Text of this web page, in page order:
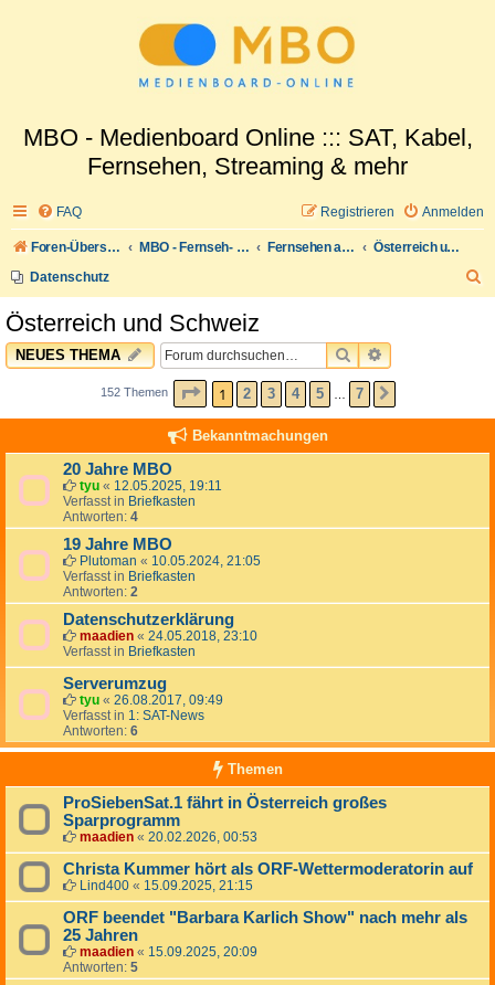
MBO - Medienboard Online ::: SAT, Kabel,
Fernsehen, Streaming & mehr
FAQ Anmelden
Registrieren
Foren-Übersicht MBO - Fernseh- und Medienwelt Fernsehen allgemein
Österreich und Schweiz
Datenschutz
Österreich und Schweiz
NEUES THEMA SUCHEERWEITERTE
152 Themen SEITE1 VON7
1 2 3 4 5 7
Bekanntmachungen
20 Jahre MBO
tyu « 12.05.2025, 19:11
Verfasst in Briefkasten
Antworten: 4
19 Jahre MBO
Plutoman « 10.05.2024, 21:05
Verfasst in Briefkasten
Antworten: 2
Datenschutzerklärung
maadien « 24.05.2018, 23:10
Verfasst in Briefkasten
Serverumzug
tyu « 26.08.2017, 09:49
Verfasst in 1: SAT-News
Antworten: 6
Themen
ProSiebenSat.1 fährt in Österreich großes
Sparprogramm
maadien « 20.02.2026, 00:53
Christa Kummer hört als ORF-Wettermoderatorin auf
Lind400 « 15.09.2025, 21:15
ORF beendet "Barbara Karlich Show" nach mehr als
25 Jahren
maadien « 15.09.2025, 20:09
Antworten: 5